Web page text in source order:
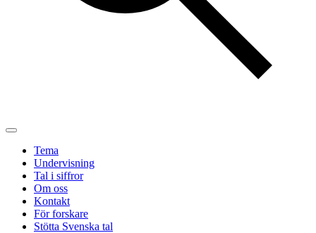
Tema
Undervisning
Tal i siffror
Om oss
Kontakt
För forskare
Stötta Svenska tal